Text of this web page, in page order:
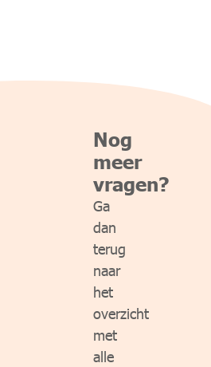
Nog
meer
vragen?
Ga
dan
terug
naar
het
overzicht
met
alle